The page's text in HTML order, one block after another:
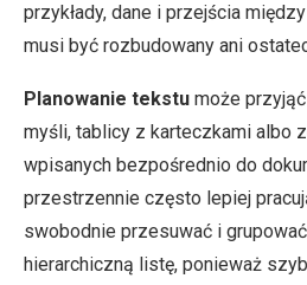
przykłady, dane i przejścia
musi być rozbudowany ani
Planowanie tekstu może
myśli, tablicy z karteczkami albo
wpisanych bezpośrednio do
przestrzennie często lepiej
swobodnie przesuwać i
hierarchiczną listę, ponieważ